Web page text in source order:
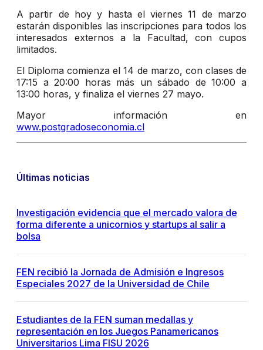
A partir de hoy y hasta el viernes 11 de marzo
estarán disponibles las inscripciones para todos los
interesados externos a la Facultad, con cupos
limitados.
El Diploma comienza el 14 de marzo, con clases de
17:15 a 20:00 horas más un sábado de 10:00 a
13:00 horas, y finaliza el viernes 27 mayo.
Mayor información en
www.postgradoseconomia.cl
Últimas noticias
Investigación evidencia que el mercado valora de
forma diferente a unicornios y startups al salir a
bolsa
FEN recibió la Jornada de Admisión e Ingresos
Especiales 2027 de la Universidad de Chile
Estudiantes de la FEN suman medallas y
representación en los Juegos Panamericanos
Universitarios Lima FISU 2026